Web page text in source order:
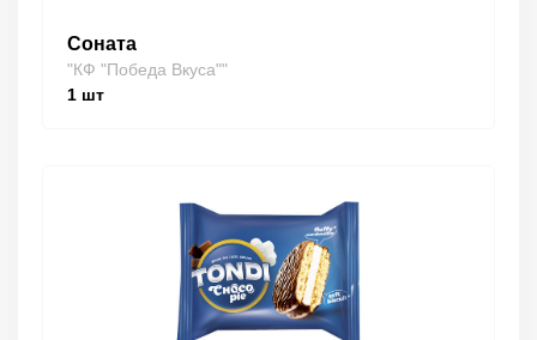
Соната
"КФ "Победа Вкуса""
1 шт